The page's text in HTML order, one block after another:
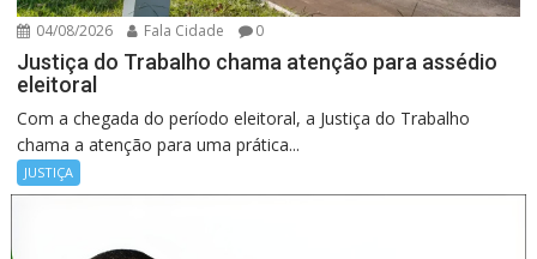
04/08/2026 Fala Cidade 0
Justiça do Trabalho chama atenção para assédio
eleitoral
Com a chegada do período eleitoral, a Justiça do Trabalho
chama a atenção para uma prática...
JUSTIÇA